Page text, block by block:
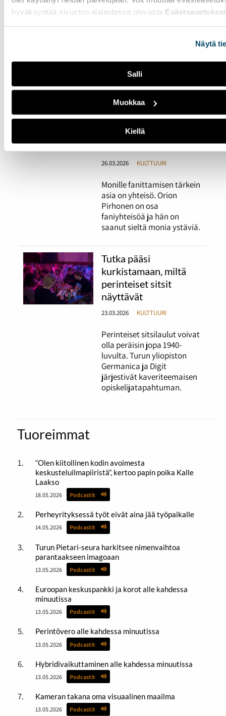
hyväksyntää sivuston alalaidassa olevasta Evästeasetukset
Näytä
Salli
Muokkaa
Kiellä
musiikin tekemiseen
kuvan jättäminen itsestään
tärkeintä.
Fanittaminen tuo
sisältöä elämään –
"Työviikko tuntuu
kevyemmältä, kun on
keikkareissu tiedossa"
26.03.2026 KULTTUURI
Monille fanittamisen tärkein
asia on yhteisö. Orion
Pirhonen on osa
faniyhteisöä ja hän on
saanut sieltä monia ystäviä.
Tutka pääsi
kurkistamaan, miltä
perinteiset sitsit
näyttävät
23.03.2026 KULTTUURI
Perinteiset sitsilaulut voivat
olla peräisin jopa 1940-
luvulta. Turun yliopiston
Germanica ja Digit
järjestivät kaveriteemaisen
opiskelijatapahtuman.
Tuoreimmat
“Olen kiitollinen kodin avoimesta
keskusteluilmapiiristä”, kertoo papin poika Kalle
Laakso
18.05.2026 Podcastit
Perheyrityksessä työt eivät aina jää työpaikalle
14.05.2026 Podcastit
Turun Pietari-seura harkitsee nimenvaihtoa
parantaakseen imagoaan
13.05.2026 Podcastit
Euroopan keskuspankki ja korot alle kahdessa
minuutissa
13.05.2026 Podcastit
Perintövero alle kahdessa minuutissa
13.05.2026 Podcastit
Hybridivaikuttaminen alle kahdessa minuutissa
13.05.2026 Podcastit
Kameran takana oma visuaalinen maailma
13.05.2026 Podcastit